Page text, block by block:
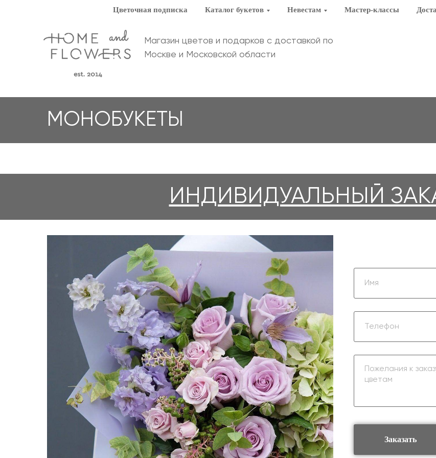
Цветочная подписка Каталог букетов Невестам Мастер-классы
Магазин цветов и подарков с доставкой по
Москве и Московской области
МОНОБУКЕТЫ
ИНДИВИДУАЛЬНЫЙ
Заказать